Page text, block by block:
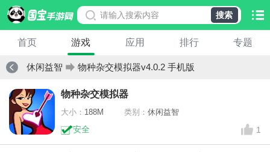
搜索
首页 游戏 应用 排行 专题
休闲益智 物种杂交模拟器v4.0.2 手机版
物种杂交模拟器
大小： 188M 类别： 休闲益智
安全 1